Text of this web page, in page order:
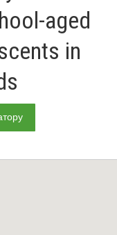
aged
in